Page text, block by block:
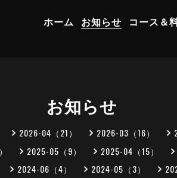
ホーム お知らせ コース＆
お知らせ
2026-04（21） 2026-03（16）
2025-05（9） 2025-04（15）
2024-06（4） 2024-05（3）